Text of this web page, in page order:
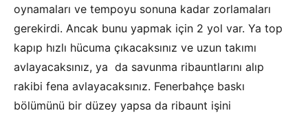
oynamaları ve tempoyu sonuna kadar zorlamaları
gerekirdi. Ancak bunu yapmak için 2 yol var. Ya top
kapıp hızlı hücuma çıkacaksınız ve uzun takımı
avlayacaksınız, ya da savunma ribauntlarını alıp
rakibi fena avlayacaksınız. Fenerbahçe baskı
bölümünü bir düzey yapsa da ribaunt işini